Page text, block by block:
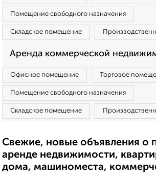
Помещение свободного назначения
Складское помещение
Аренда коммерческой
Офисное помещение Торговое
Помещение свободного назначения
Складское помещение
Свежие, новые объявления о
аренде недвижимости,
дома, машиноместа,